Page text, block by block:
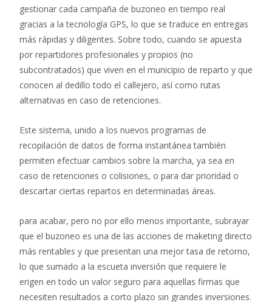
gestionar cada campaña de buzoneo en tiempo real
gracias a la tecnología GPS, lo que se traduce en entregas
más rápidas y diligentes. Sobre todo, cuando se apuesta
por repartidores profesionales y propios (no
subcontratados) que viven en el municipio de reparto y que
conocen al dedillo todo el callejero, así como rutas
alternativas en caso de retenciones.
Este sistema, unido a los nuevos programas de
recopilación de datos de forma instantánea también
permiten efectuar cambios sobre la marcha, ya sea en
caso de retenciones o colisiones, o para dar prioridad o
descartar ciertas repartos en determinadas áreas.
para acabar, pero no por ello menos importante, subrayar
que el buzoneo es una de las acciones de maketing directo
más rentables y que presentan una mejor tasa de retorno,
lo que sumado a la escueta inversión que requiere le
erigen en todo un valor seguro para aquellas firmas que
necesiten resultados a corto plazo sin grandes inversiones.